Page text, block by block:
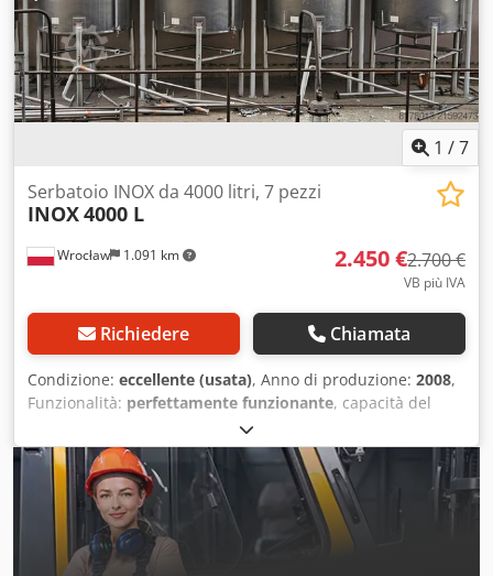
1 /7
Wrocław 1.091 km
Serbatoio INOX da 4000 litri, 7 pezzi
INOX4000 L
2.450 €2.700 €
VB più IVA
Richiedere Chiamata
Condizione: eccellente (usata), Anno di produzione: 2008,
Funzionalità: perfettamente funzionante, capacità del
, capacità utile del serbatoio:
larghezza totale:1.600 mm, altezza totale:3.500 mm,
materiale della parete:
acciaio inossidabile, diametro del
pozzetto:400 mm, posizione del chiusino:Top
traduzione in italiano, formattata in modo chiaro e
professionale: Inventario Attrezzature Csdpfjyw Tp Hsx An
Eoha Serbatoi in inox da 4.000 L Disponibilità: 7 pezzi